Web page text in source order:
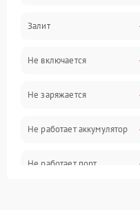
Питание и питание
Проблемы с картами
Объективы
Программные сбои
Коммуникации и
Залит
Не включается
Не заряжается
Не работает аккумулятор
Не работает порт